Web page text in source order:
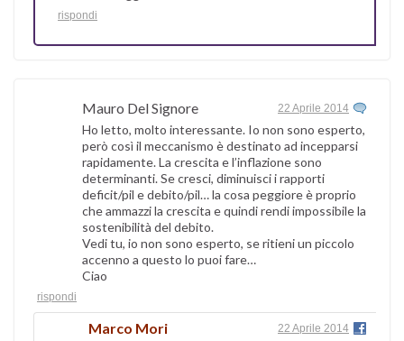
rispondi
Mauro Del Signore 22 Aprile 2014
Ho letto, molto interessante. Io non sono esperto,
però così il meccanismo è destinato ad incepparsi
rapidamente. La crescita e l’inflazione sono
determinanti. Se cresci, diminuisci i rapporti
deficit/pil e debito/pil… la cosa peggiore è proprio
che ammazzi la crescita e quindi rendi impossibile la
sostenibilità del debito.
Vedi tu, io non sono esperto, se ritieni un piccolo
accenno a questo lo puoi fare…
Ciao
rispondi
Marco Mori 22 Aprile 2014